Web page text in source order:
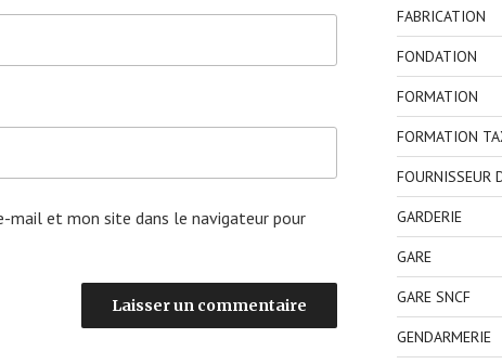
mail et mon site dans le navigateur pour
FABRICATION
FONDATION
FORMATION
FORMATION
FOURNISSEUR
GARDERIE
GARE
GARE SNCF
GENDARMERIE